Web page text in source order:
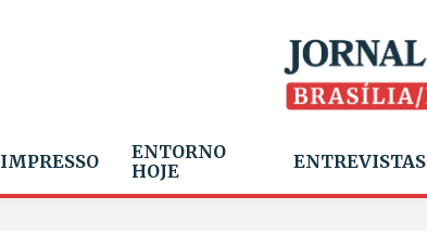
IMPRESSO
ENTORNO
HOJE
ENTREVISTAS